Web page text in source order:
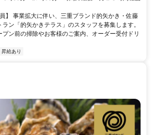
】 事業拡大に伴い、三重ブランド的矢かき・佐藤
ン「的矢かきテラス」のスタッフを募集します。
プン前の掃除やお客様のご案内、オーダー受付ドリ
昇給あり